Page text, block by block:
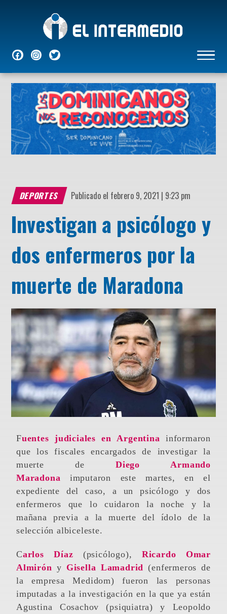
NACIONALES INTERNACIONALESECONÓMICASDEPORTES ENTRETENIMIENTO
DEPORTES Publicado el febrero 9, 2021 | 9:23 pm
Investigan a psicólogo y
dos enfermeros por la
muerte de Maradona
Fuentes judiciales en Argentina informaron
que los fiscales encargados de investigar la
muerte deDiego Armando
Maradona imputaron este martes, en el
expediente del caso, a un psicólogo y dos
enfermeros que lo cuidaron la noche y la
mañana previa a la muerte del ídolo de la
selección albiceleste.
Carlos Díaz (psicólogo), Ricardo Omar
Almirón y Gisella Lamadrid (enfermeros de
la empresa Medidom) fueron las personas
imputadas a la investigación en la que ya están
Agustina Cosachov (psiquiatra) y Leopoldo